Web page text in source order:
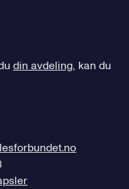
din avdeling, kan du